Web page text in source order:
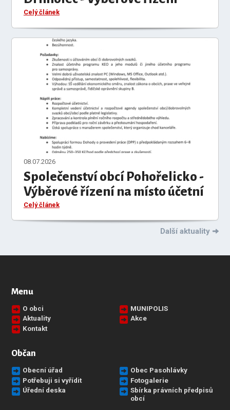
Celý článek
Společenství obcí Pohořelicko -
Výběrové řízení na místo účetní
08.07.2026
Celý článek
Další aktuality
Menu
O obci
MUNIPOLIS
Aktuality
Akce
Kontakt
Občan
Obecní úřad
Obec Pasohlávky
Potřebuji si vyřídit
Fotogalerie
Úřední deska
Sbírka právních předpisů
obcí